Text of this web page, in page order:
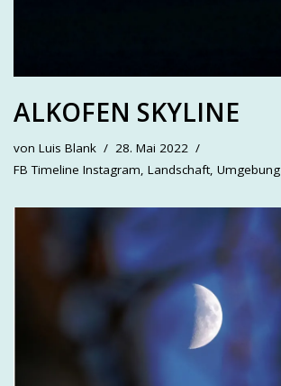
ALKOFEN SKYLINE
von Luis Blank
28. Mai 2022
FB Timeline Instagram, Landschaft, Umgebung